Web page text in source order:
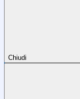
Chiudi